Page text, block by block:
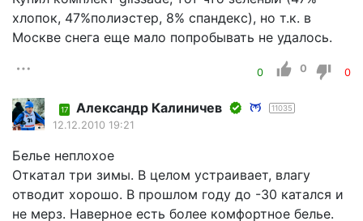
хлопок, 47%полиэстер, 8% спандекс), но т.к. в
Москве снега еще мало попробывать не удалось.
0 0 0
17 Александр Калиничев 11035
12.12.2010 19:21
Белье неплохое
Откатал три зимы. В целом устраивает, влагу
отводит хорошо. В прошлом году до -30 катался и
не мерз. Наверное есть более комфортное белье.